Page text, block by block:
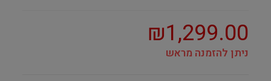
₪1,299.00
ניתן להזמנה מראש